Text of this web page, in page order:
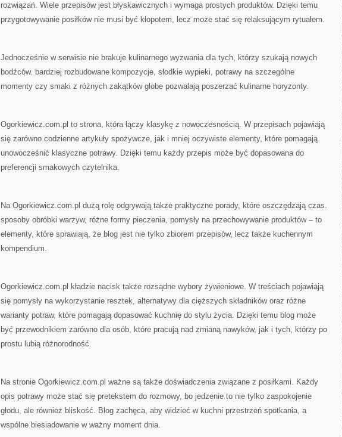
rozwiązań. Wiele przepisów jest błyskawicznych i wymaga prostych produktów. Dzięki temu
przygotowywanie posiłków nie musi być kłopotem, lecz może stać się relaksującym rytuałem.
Jednocześnie w serwisie nie brakuje kulinarnego wyzwania dla tych, którzy szukają nowych
bodźców. bardziej rozbudowane kompozycje, słodkie wypieki, potrawy na szczególne
momenty czy smaki z różnych zakątków globe pozwalają poszerzać kulinarne horyzonty.
Ogorkiewicz.com.pl to strona, która łączy klasykę z nowoczesnością. W przepisach pojawiają
się zarówno codzienne artykuły spożywcze, jak i mniej oczywiste elementy, które pomagają
unowocześnić klasyczne potrawy. Dzięki temu każdy przepis może być dopasowana do
preferencji smakowych czytelnika.
Na Ogorkiewicz.com.pl dużą rolę odgrywają także praktyczne porady, które oszczędzają czas.
sposoby obróbki warzyw, różne formy pieczenia, pomysły na przechowywanie produktów – to
elementy, które sprawiają, że blog jest nie tylko zbiorem przepisów, lecz także kuchennym
kompendium.
Ogorkiewicz.com.pl kładzie nacisk także rozsądne wybory żywieniowe. W treściach pojawiają
się pomysły na wykorzystanie resztek, alternatywy dla cięższych składników oraz różne
warianty potraw, które pomagają dopasować kuchnię do stylu życia. Dzięki temu blog może
być przewodnikiem zarówno dla osób, które pracują nad zmianą nawyków, jak i tych, którzy po
prostu lubią różnorodność.
Na stronie Ogorkiewicz.com.pl ważne są także doświadczenia związane z posiłkami. Każdy
opis potrawy może stać się pretekstem do rozmowy, bo jedzenie to nie tylko zaspokojenie
głodu, ale również bliskość. Blog zachęca, aby widzieć w kuchni przestrzeń spotkania, a
wspólne biesiadowanie w ważny moment dnia.